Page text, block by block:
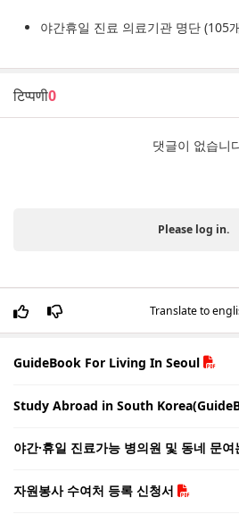
야간휴일 진료 의료기관 명단 (105
टिप्पणी0
댓글이 없습니
Please log in.
Translate to
GuideBook For Living In Seoul
Study Abroad in South
야간·휴일 진료가능 병의원 및 동네 문
자원봉사 수여처 등록 신청서